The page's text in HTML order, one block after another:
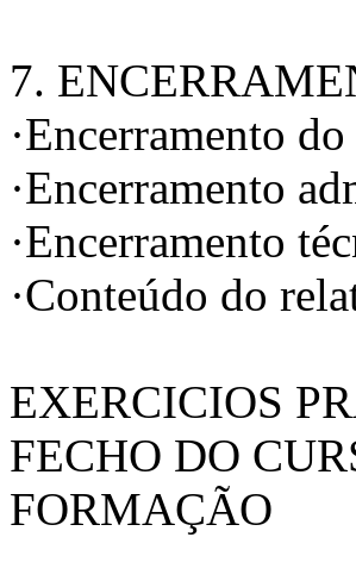
7.
·Encerramento
·Encerramento
·Encerramento
·Conteúdo do
EXERCICIOS
FECHO DO
FORMAÇÃO